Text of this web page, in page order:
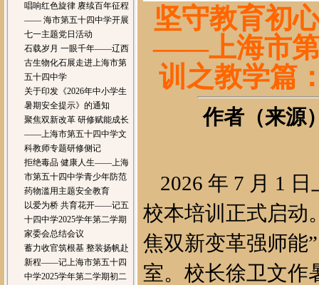
唱响红色旋律 赓续百年征程
—— 海市第五十四中学开展
七一主题党日活动
石载岁月 一眼千年——辽西
古生物化石展走进上海市第
五十四中学
关于印发《2026年中小学生
暑期安全提示》的通知
聚焦双新改革 研修赋能成长
——上海市第五十四中学文
科教师专题研修侧记
拒绝毒品 健康人生——上海
市第五十四中学青少年防范
药物滥用主题安全教育
以爱为桥 共育花开——记五
十四中学2025学年第二学期
家委会总结会议
蓄力收官筑根基 整装扬帆赴
新程——记上海市第五十四
中学2025学年第二学期初二
坚守教育初
——上海市第
训之教学篇
作者（来源
2026 年 7 月 1
校本培训正式启动
焦双新变革强师能
室。校长徐卫文作